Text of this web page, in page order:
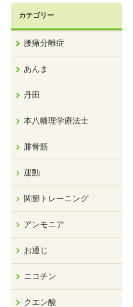
カテゴリー
腰痛分離症
あんま
丹田
本八幡理学療法士
腓骨筋
運動
関節トレーニング
アンモニア
お通じ
ニコチン
クエン酸